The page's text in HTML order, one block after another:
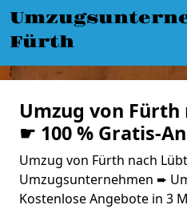
Fürth
Umzug von
☛ 100 % Gratis-
Umzug von Fürth nach
Umzugsunternehmen ➨
Kostenlose Angebote in 3